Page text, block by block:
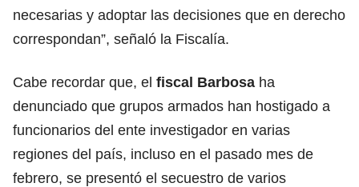
necesarias y adoptar las decisiones que en derecho
correspondan”, señaló la Fiscalía.
Cabe recordar que, el fiscal Barbosa ha
denunciado que grupos armados han hostigado a
funcionarios del ente investigador en varias
regiones del país, incluso en el pasado mes de
febrero, se presentó el secuestro de varios